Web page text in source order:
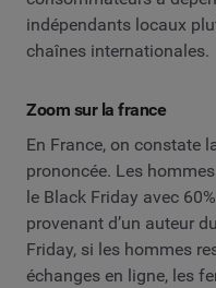
indépendants locaux
chaînes internationales.
Zoom sur la france
En France, on constate
prononcée. Les
le Black Friday avec
provenant d’un auteur
Friday, si les hommes
échanges en ligne, les